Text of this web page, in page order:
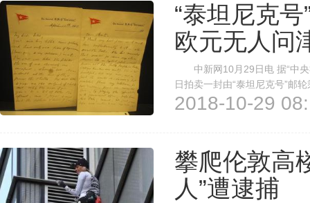
“泰坦尼克
欧元无人问
中新网10月29日电 据“中央
日拍卖一封由“泰坦尼克号”邮
图：按1：30比例制作的泰坦
2018-10-29
攀爬伦敦高
人”遭逮捕